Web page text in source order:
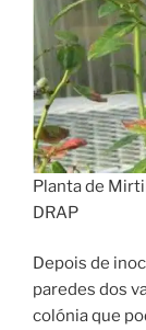
Planta de
DRAP
Depois de
paredes dos
colónia que